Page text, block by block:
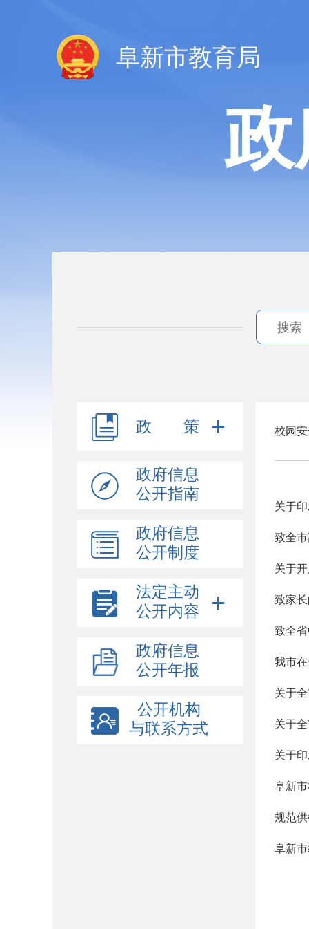
阜新市教育局
政 策
政府信息
公开指南
政府信息
公开制度
法定主动
公开内容
政府信息
公开年报
公开机构
与联系方式
校园
致全
关于
致家
致全
我市
关于
关于
关于
阜新
规范
阜新